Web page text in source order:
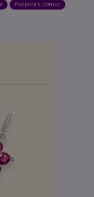
Podpora a pomoc